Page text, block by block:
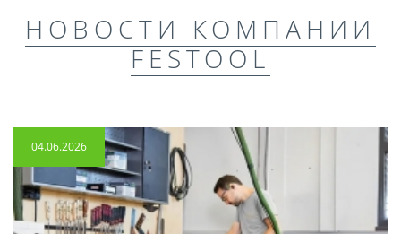
НОВОСТИ КОМПАНИИ
FESTOOL
04.06.2026